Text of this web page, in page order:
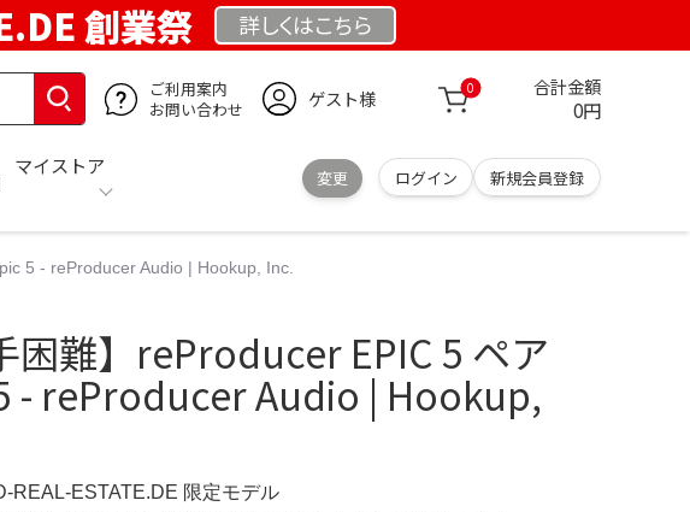
創業祭 詳しくはこちら
ご利用案内
お問い合わせ
ゲスト様 0 合計金額
0円
マイストア
変更 ログイン 新規会員登録
5 - reProducer Audio | Hookup, Inc.
困難】reProducer EPIC 5 ペア
- reProducer Audio | Hookup,
REAL-ESTATE.DE 限定モデル